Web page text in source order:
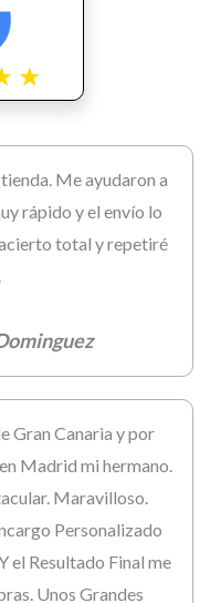
Me ayudaron a
rápido y el envío lo
total y repetiré
Gran Canaria y por
Madrid mi hermano.
Maravilloso.
Personalizado
el Resultado Final me
Unos Grandes